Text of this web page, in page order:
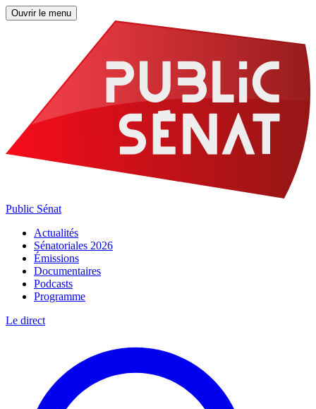
Ouvrir le menu
Public Sénat
Actualités
Sénatoriales 2026
Émissions
Documentaires
Podcasts
Programme
Le direct